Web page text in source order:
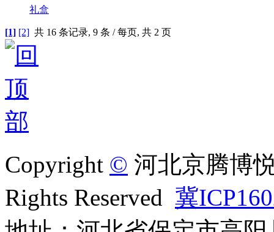
礼盒
[1] [2] 共 16 条记录, 9 条 / 每页, 共 2 页
Copyright © 河北京腾博
Rights Reserved 冀